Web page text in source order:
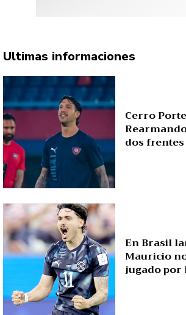
Ultimas informaciones
Cerro
dos frentes
En Brasil
Mauricio
jugado por